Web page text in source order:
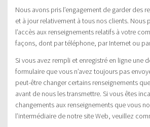
Nous avons pris l’engagement de garder des
et à jour relativement à tous nos clients. Nous
l’accès aux renseignements relatifs à votre
façons, dont par téléphone, par Internet ou
Si vous avez rempli et enregistré en ligne une
formulaire que vous n’avez toujours pas
peut-être changer certains renseignements
avant de nous les transmettre. Si vous êtes
changements aux renseignements que vous
l’intermédiaire de notre site Web, veuillez